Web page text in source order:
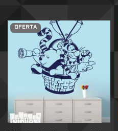
OFERTA